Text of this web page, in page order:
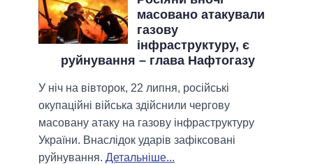
масовано атакували
газову
інфраструктуру, є
руйнування – глава Нафтогазу
У ніч на вівторок, 22 липня, російські
окупаційні війська здійснили чергову
масовану атаку на газову інфраструктуру
України. Внаслідок ударів зафіксовані
руйнування. Детальніше...